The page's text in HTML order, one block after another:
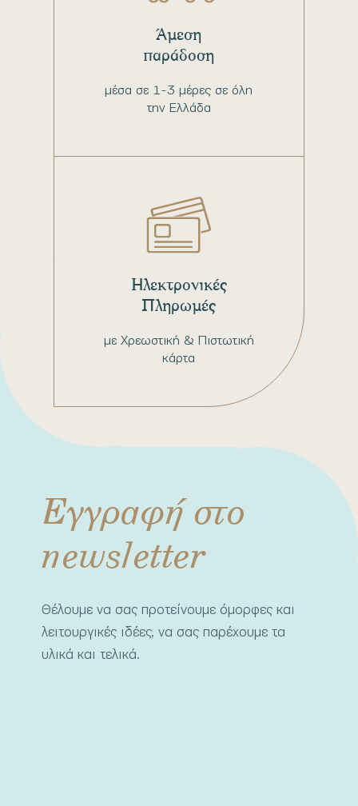
μέσα σε 1-3 μέρες σε όλη
την Ελλάδα
Άμεση
παράδοση
με Χρεωστική & Πιστωτική
κάρτα
Ηλεκτρονικές
Πληρωμές
Εγγραφή στο
newsletter
Θέλουμε να σας προτείνουμε όμορφες και
λειτουργικές ιδέες, να σας παρέχουμε τα
υλικά και τελικά.